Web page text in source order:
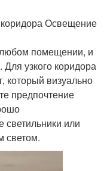
Освещение
помещении, и
узкого коридора
который визуально
предпочтение
или
светом.